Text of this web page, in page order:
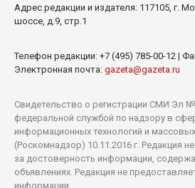
Адрес редакции и издателя: 117105, г.
шоссе, д.9, стр.1
Телефон редакции: +7 (495) 785-00-12 |
Электронная почта: gazeta@gazeta.ru
Свидетельство о регистрации СМИ Эл
федеральной службой по надзору в
информационных технологий и
(Роскомнадзор) 10.11.2016 г. Редакция
за достоверность информации,
объявлениях. Редакция не
информации.